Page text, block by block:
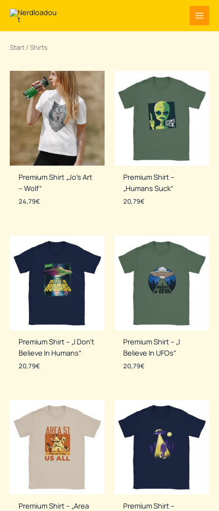
Inhalt
Start / Shirts
Premium Shirt „Jo’s Art
– Wolf“
24,79€
Premium Shirt –
„Humans Suck“
20,79€
Premium Shirt – „I Don’t
Believe In Humans“
20,79€
Premium Shirt – „I
Believe In UFOs“
20,79€
Premium Shirt – „Area
Premium Shirt –